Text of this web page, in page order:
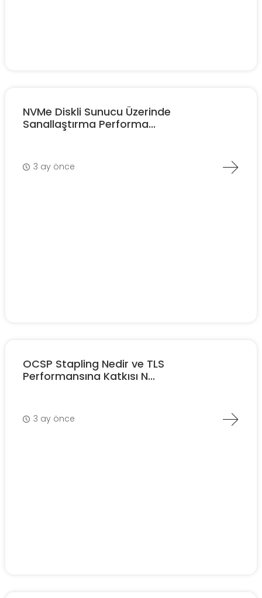
NVMe Diskli Sunucu Üzerinde
Sanallaştırma Performa...
3 ay önce
OCSP Stapling Nedir ve TLS
Performansına Katkısı N...
3 ay önce